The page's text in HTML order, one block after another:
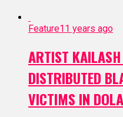
Feature11 years ago
ARTIST
DISTRIBUTED
VICTIMS IN